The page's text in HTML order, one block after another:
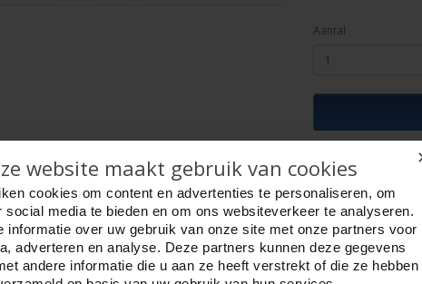
Aantal
Foto hoge resolutie Details
Standaard.
Flights, om je worp te prefectioneren en de juiste balans te vinden.
kaart.
website maakt gebruik van cookies
cookies om content en advertenties te personaliseren, om
social media te bieden en om ons websiteverkeer te analyseren.
informatie over uw gebruik van onze site met onze partners voor
adverteren en analyse. Deze partners kunnen deze gegevens
andere informatie die u aan ze heeft verstrekt of die ze hebben